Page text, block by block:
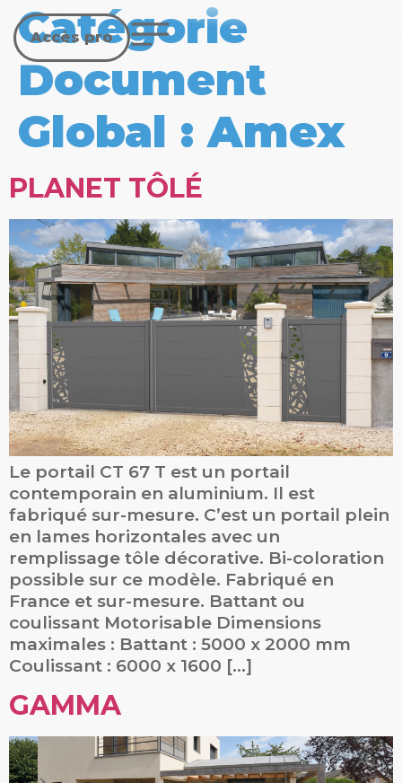
Accès pro
Catégorie
Document
Global :Amex
PLANET TÔLÉ
Le portail CT 67 T est un portail
contemporain en aluminium. Il est
fabriqué sur-mesure. C’est un portail plein
en lames horizontales avec un
remplissage tôle décorative. Bi-coloration
possible sur ce modèle. Fabriqué en
France et sur-mesure. Battant ou
coulissant Motorisable Dimensions
maximales : Battant : 5000 x 2000 mm
Coulissant : 6000 x 1600 […]
GAMMA